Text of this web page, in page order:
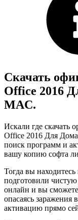
Скачать
Office 2016
MAC.
Искали где скачать
Office 2016 Для
поиск программ и
вашу копию софта
Тогда вы
подготовили чистую
онлайн и вы
опасаясь заражения
активацию прямо